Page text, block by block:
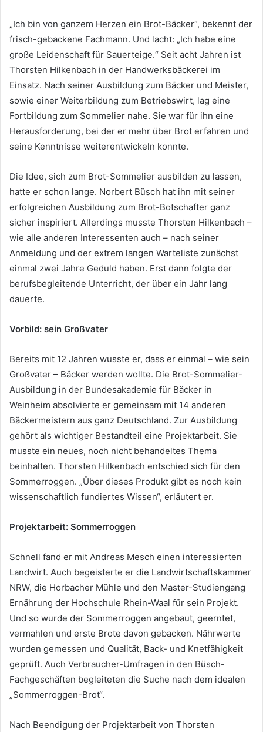
„Ich bin von ganzem Herzen ein Brot-Bäcker“, bekennt der
frisch-gebackene Fachmann. Und lacht: „Ich habe eine
große Leidenschaft für Sauerteige.“ Seit acht Jahren ist
Thorsten Hilkenbach in der Handwerksbäckerei im
Einsatz. Nach seiner Ausbildung zum Bäcker und Meister,
sowie einer Weiterbildung zum Betriebswirt, lag eine
Fortbildung zum Sommelier nahe. Sie war für ihn eine
Herausforderung, bei der er mehr über Brot erfahren und
seine Kenntnisse weiterentwickeln konnte.
Die Idee, sich zum Brot-Sommelier ausbilden zu lassen,
hatte er schon lange. Norbert Büsch hat ihn mit seiner
erfolgreichen Ausbildung zum Brot-Botschafter ganz
sicher inspiriert. Allerdings musste Thorsten Hilkenbach –
wie alle anderen Interessenten auch – nach seiner
Anmeldung und der extrem langen Warteliste zunächst
einmal zwei Jahre Geduld haben. Erst dann folgte der
berufsbegleitende Unterricht, der über ein Jahr lang
dauerte.
Vorbild: sein Großvater
Bereits mit 12 Jahren wusste er, dass er einmal – wie sein
Großvater – Bäcker werden wollte. Die Brot-Sommelier-
Ausbildung in der Bundesakademie für Bäcker in
Weinheim absolvierte er gemeinsam mit 14 anderen
Bäckermeistern aus ganz Deutschland. Zur Ausbildung
gehört als wichtiger Bestandteil eine Projektarbeit. Sie
musste ein neues, noch nicht behandeltes Thema
beinhalten. Thorsten Hilkenbach entschied sich für den
Sommerroggen. „Über dieses Produkt gibt es noch kein
wissenschaftlich fundiertes Wissen“, erläutert er.
Projektarbeit: Sommerroggen
Schnell fand er mit Andreas Mesch einen interessierten
Landwirt. Auch begeisterte er die Landwirtschaftskammer
NRW, die Horbacher Mühle und den Master-Studiengang
Ernährung der Hochschule Rhein-Waal für sein Projekt.
Und so wurde der Sommerroggen angebaut, geerntet,
vermahlen und erste Brote davon gebacken. Nährwerte
wurden gemessen und Qualität, Back- und Knetfähigkeit
geprüft. Auch Verbraucher-Umfragen in den Büsch-
Fachgeschäften begleiteten die Suche nach dem idealen
„Sommerroggen-Brot“.
Nach Beendigung der Projektarbeit von Thorsten